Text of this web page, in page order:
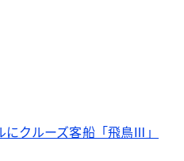
クルーズ客船「飛鳥Ⅲ」